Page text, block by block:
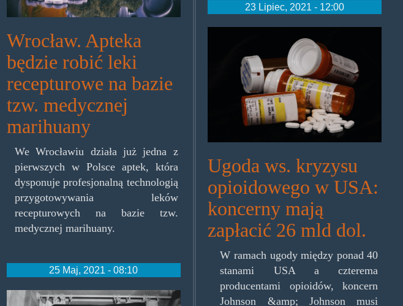
Wrocław. Apteka
będzie robić leki
recepturowe na bazie
tzw. medycznej
marihuany
We Wrocławiu działa już jedna z
pierwszych w Polsce aptek, która
dysponuje profesjonalną technologią
przygotowywania leków
recepturowych na bazie tzw.
medycznej marihuany.
25 Maj, 2021 - 08:10
goeringcaptivity.jpg
23 Lipiec, 2021 - 12:00
opioidy.jpg
Ugoda ws. kryzysu
opioidowego w USA:
koncerny mają
zapłacić 26 mld dol.
W ramach ugody między ponad 40
stanami USA a czterema
producentami opioidów, koncern
Johnson &amp; Johnson musi